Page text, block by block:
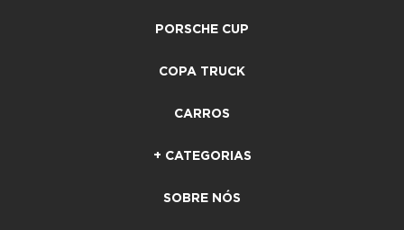
PORSCHE CUP
COPA TRUCK
CARROS
+ CATEGORIAS
SOBRE NÓS